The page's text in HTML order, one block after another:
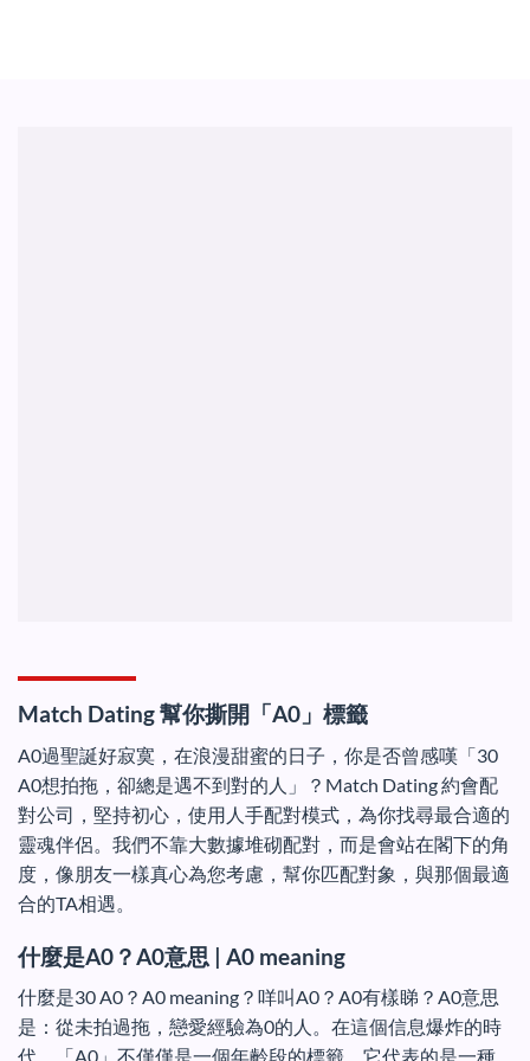
Match Dating 幫你撕開「A0」標籤
A0過聖誕好寂寞，在浪漫甜蜜的日子，你是否曾感嘆「30
A0想拍拖，卻總是遇不到對的人」？Match Dating 約會配
對公司，堅持初心，使用人手配對模式，為你找尋最合適的
靈魂伴侶。我們不靠大數據堆砌配對，而是會站在閣下的角
度，像朋友一樣真心為您考慮，幫你匹配對象，與那個最適
合的TA相遇。
什麼是A0 ？ A0意思 | A0 meaning
什麼是30 A0？A0 meaning？咩叫A0？A0有樣睇？A0意思
是：從未拍過拖，戀愛經驗為0的人。在這個信息爆炸的時
代，「A0」不僅僅是一個年齡段的標籤，它代表的是一種